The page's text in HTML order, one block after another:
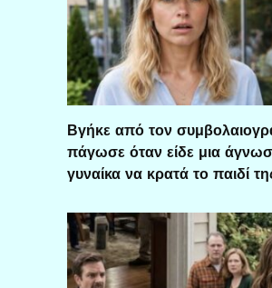
Βγήκε από τον
πάγωσε όταν είδε μια
γυναίκα να κρατά το παιδί